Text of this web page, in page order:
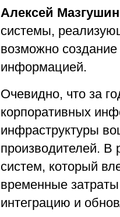
Алексей
системы,
возможно
информацией.
Очевидно, что за
корпоративных
инфраструктуры
производителей. В
систем, который
временные
интеграцию и